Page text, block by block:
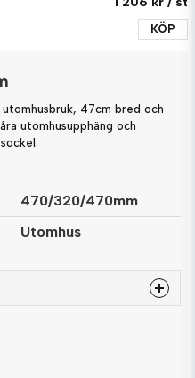
KÖP
47cm bred och
utomhusupphäng och
470/320/470mm
Utomhus